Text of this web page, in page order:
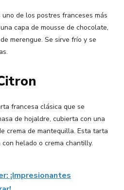
de los postres franceses más
capa de mousse de chocolate,
merengue. Se sirve frío y se
francesa clásica que se
de hojaldre, cubierta con una
crema de mantequilla. Esta tarta
helado o crema chantilly.
¡Impresionantes